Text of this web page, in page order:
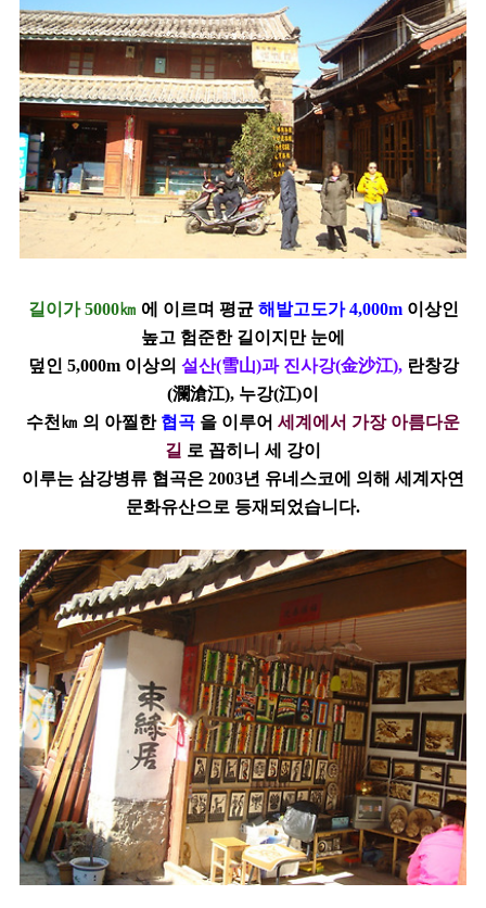
길이가 5000㎞ 에 이르며 평균 해발고도가 4,000m 이상인
높고 험준한 길이지만 눈에
덮인 5,000m 이상의 설산(雪山)과 진사강(金沙江), 란창강
(瀾滄江), 누강(江)이
수천㎞ 의 아찔한 협곡 을 이루어 세계에서 가장 아름다운
길 로 꼽히니 세 강이
이루는 삼강병류 협곡은 2003년 유네스코에 의해 세계자연
문화유산으로 등재되었습니다.